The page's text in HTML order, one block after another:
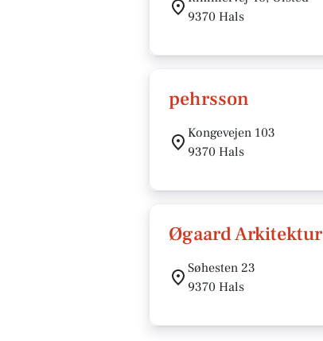
9370 Hals
pehrsson
Kongevejen 103
9370 Hals
Øgaard Arkitektur
Søhesten 23
9370 Hals